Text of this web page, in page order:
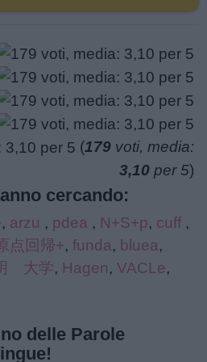
(179 voti, media:
3,10 per 5)
cercando:
, arzu , pdea , N+S+p, cuff ,
点回帰+, funda, bluea,
大学, Hagen, VACLe,
delle Parole